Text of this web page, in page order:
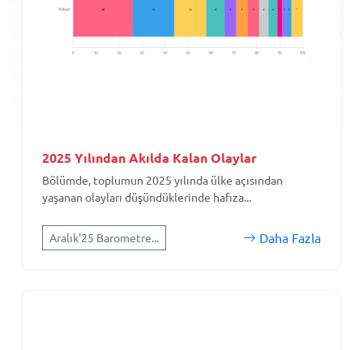
2025 Yılından Akılda Kalan Olaylar
Bölümde, toplumun 2025 yılında ülke açısından
yaşanan olayları düşündüklerinde hafıza...
Aralık'25 Barometre... Daha Fazla